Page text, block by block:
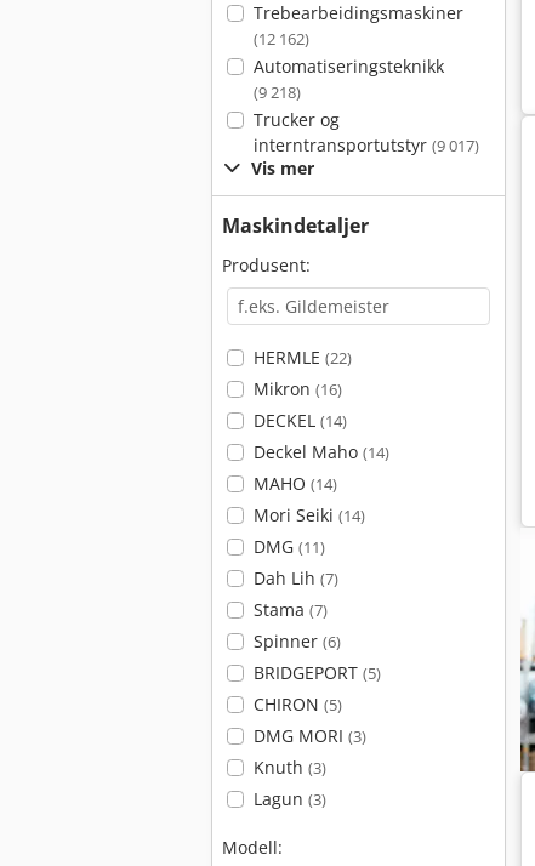
Trebearbeidingsmaskiner
(12 162)
Automatiseringsteknikk
(9 218)
Trucker og
interntransportutstyr (9 017)
Vis mer
Maskindetaljer
Produsent:
HERMLE (22)
Mikron (16)
DECKEL (14)
Deckel Maho (14)
MAHO (14)
Mori Seiki (14)
DMG (11)
Dah Lih (7)
Stama (7)
Spinner (6)
BRIDGEPORT (5)
CHIRON (5)
DMG MORI (3)
Knuth (3)
Lagun (3)
Modell: